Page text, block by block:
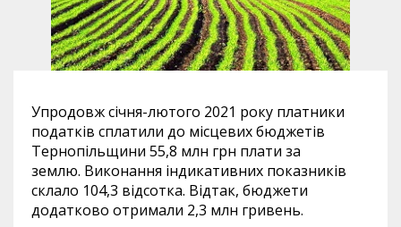
Упродовж січня-лютого 2021 року платники
податків сплатили до місцевих бюджетів
Тернопільщини 55,8 млн грн плати за
землю. Виконання індикативних показників
склало 104,3 відсотка. Відтак, бюджети
додатково отримали 2,3 млн гривень.